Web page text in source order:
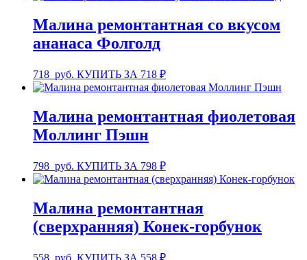
Малина ремонтантная со вкусом
ананаса Фолголд
718 руб. КУПИТЬ ЗА 718 ₽
Малина ремонтантная фиолетовая
Моллинг Пэшн
798 руб. КУПИТЬ ЗА 798 ₽
Малина ремонтантная
(сверхранняя) Конек-горбунок
558 руб. КУПИТЬ ЗА 558 ₽